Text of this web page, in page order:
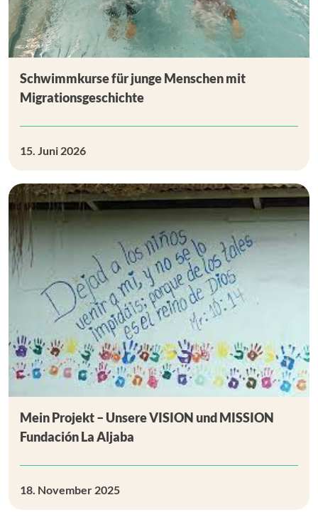
Schwimmkurse für junge Menschen mit
Migrationsgeschichte
15. Juni 2026
Mein Projekt – Unsere VISION und MISSION
Fundación La Aljaba
18. November 2025